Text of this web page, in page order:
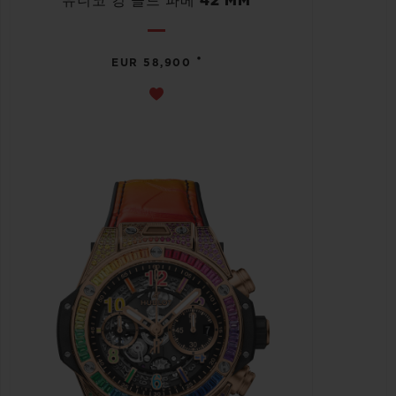
EUR 58,900 •